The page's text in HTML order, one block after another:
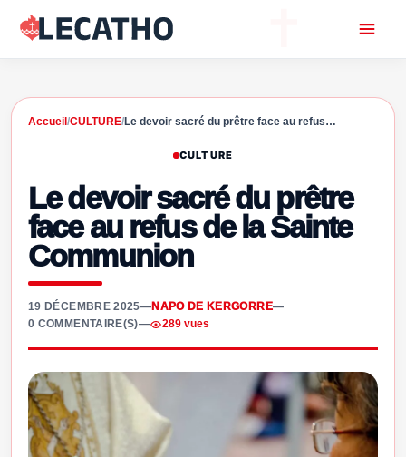
Accueil /CULTURE/Le devoir sacré du prêtre face au refus…
CULTURE
Le devoir sacré du prêtre
face au refus de la Sainte
Communion
19 DÉCEMBRE 2025—NAPO DE KERGORRE—
0 COMMENTAIRE(S)— 289 vues